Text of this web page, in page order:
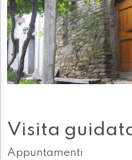
Visita
Appuntamenti